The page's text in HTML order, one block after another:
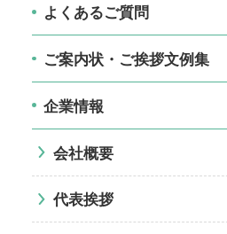
よくあるご質問
ご案内状・ご挨拶文例集
企業情報
会社概要
代表挨拶